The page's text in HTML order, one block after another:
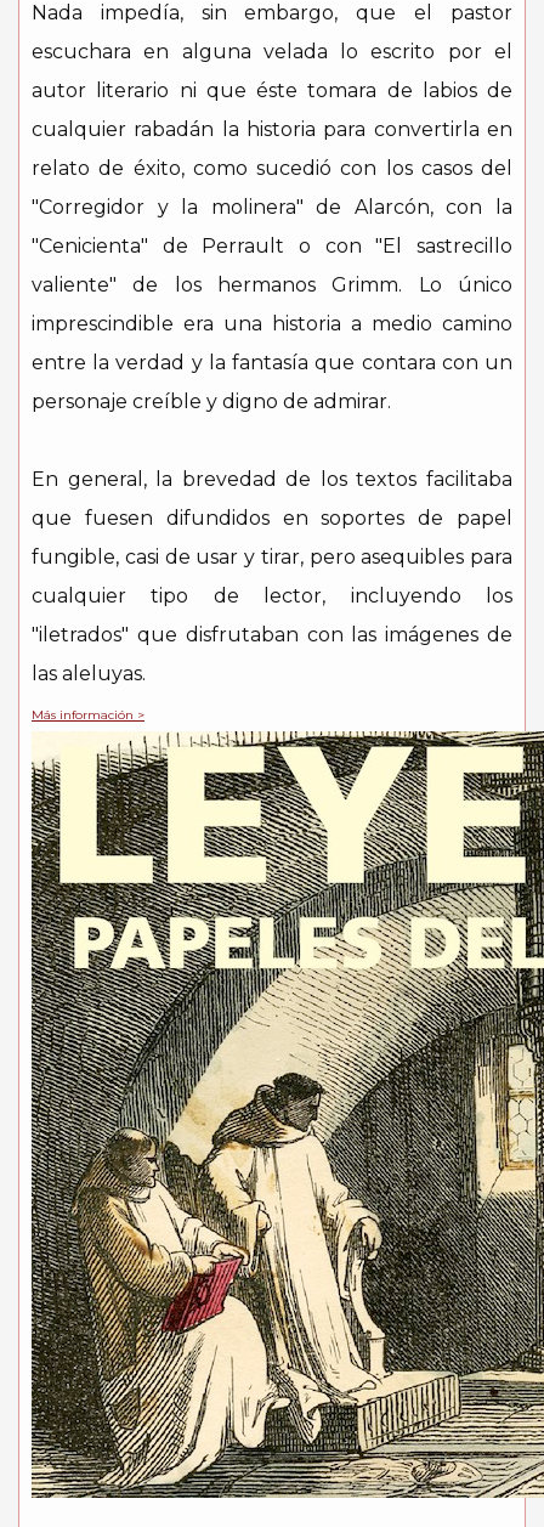
Nada impedía, sin embargo, que el pastor
escuchara en alguna velada lo escrito por el
autor literario ni que éste tomara de labios de
cualquier rabadán la historia para convertirla en
relato de éxito, como sucedió con los casos del
"Corregidor y la molinera" de Alarcón, con la
"Cenicienta" de Perrault o con "El sastrecillo
valiente" de los hermanos Grimm. Lo único
imprescindible era una historia a medio camino
entre la verdad y la fantasía que contara con un
personaje creíble y digno de admirar.
En general, la brevedad de los textos facilitaba
que fuesen difundidos en soportes de papel
fungible, casi de usar y tirar, pero asequibles para
cualquier tipo de lector, incluyendo los
"iletrados" que disfrutaban con las imágenes de
las aleluyas.
Más información >